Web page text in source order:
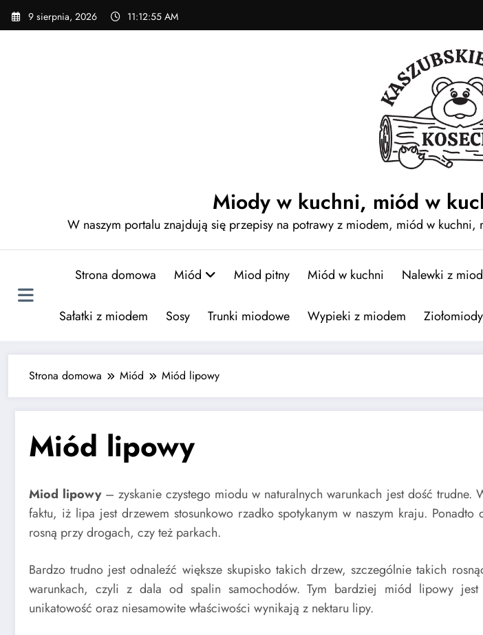
Skip
9 sierpnia, 2026 11:12:56 AM
Miody w kuchni, miód w
W naszym portalu znajdują się przepisy na potrawy z miodem, miód w
Strona domowa Miód Miod pitny Miód w kuchni Nalewki z
Sałatki z miodem Sosy Trunki miodowe Wypieki z miodem Ziołomiody
Strona domowa Miód Miód lipowy
Miód lipowy
Miod lipowy– zyskanie czystego miodu w naturalnych warunkach jest dość trudne.
faktu, iż lipa jest drzewem stosunkowo rzadko spotykanym w naszym kraju. Ponadto
rosną przy drogach, czy też parkach.
Bardzo trudno jest odnaleźć większe skupisko takich drzew, szczególnie takich
warunkach, czyli z dala od spalin samochodów. Tym bardziej miód lipowy jest
unikatowość oraz niesamowite właściwości wynikają z nektaru lipy.